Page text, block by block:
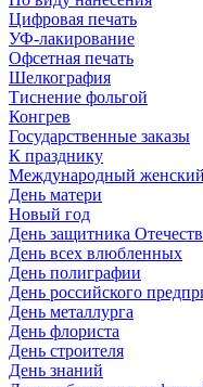
Цифровая печать
УФ-лакирование
Офсетная печать
Шелкография
Тиснение фольгой
Конгрев
Государственные заказы
К празднику
Международный
День матери
Новый год
День защитника
День всех влюбленных
День полиграфии
День российского
День металлурга
День флориста
День строителя
День знаний